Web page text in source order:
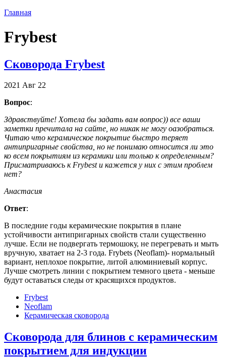
Главная
Frybest
Сковорода Frybest
2021 Авг 22
Вопрос:
Здравствуйте! Хотела бы задать вам вопрос)) все ваши
заметки пречитала на сайте, но никак не могу оазобраться.
Читаю что керамическое покрытие быстро теряет
антипригарные свойства, но не понимаю относится ли это
ко всем покрытиям из керамики или только к определенным?
Присматриваюсь к Frybest и кажется у них с этим проблем
нет?
Анастасия
Ответ:
В последние годы керамические покрытия в плане
устойчивости антипригарных свойств стали существенно
лучше. Если не подвергать термошоку, не перегревать и мыть
вручную, хватает на 2-3 года. Frybets (Neoflam)- нормальный
вариант, неплохое покрытие, литой алюминиевый корпус.
Лучше смотреть линии с покрытием темного цвета - меньше
будут оставаться следы от красящихся продуктов.
Frybest
Neoflam
Керамическая сковорода
Сковорода для блинов с керамическим
покрытием для индукции